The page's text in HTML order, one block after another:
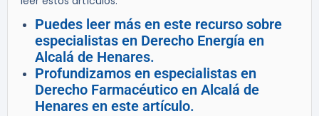
Puedes leer más en este recurso sobre
especialistas en Derecho Energía en
Alcalá de Henares.
Profundizamos en especialistas en
Derecho Farmacéutico en Alcalá de
Henares en este artículo.